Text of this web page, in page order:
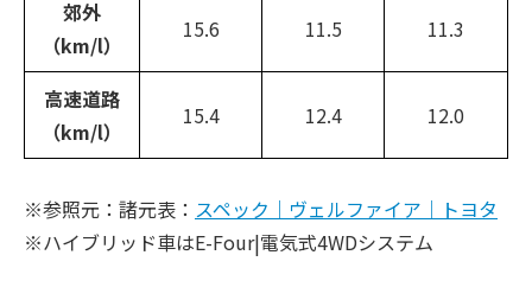
郊外
（km/l）
15.6 11.5 11.3
高速道路
（km/l）
15.4 12.4 12.0
※参照元：諸元表： スペック｜ヴェルファイア｜トヨタ
※ハイブリッド車はE-Four|電気式4WDシステム